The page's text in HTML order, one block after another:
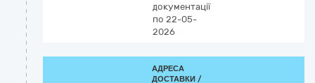
документації
по 22-05-
2026
АДРЕСА
ДОСТАВКИ /